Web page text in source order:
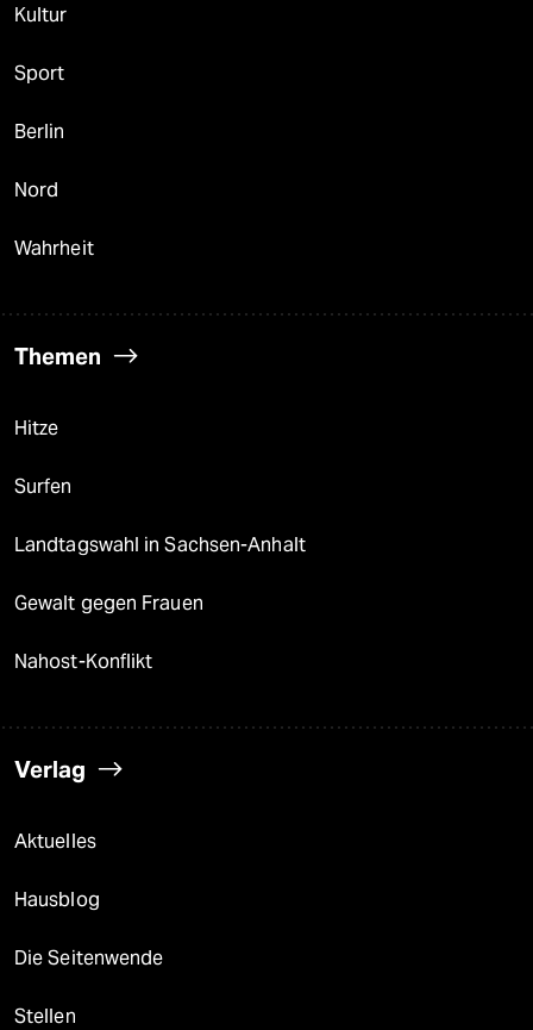
Kultur
Sport
Berlin
Nord
Wahrheit
Themen
Hitze
Surfen
Landtagswahl in Sachsen-Anhalt
Gewalt gegen Frauen
Nahost-Konflikt
Verlag
Aktuelles
Hausblog
Die Seitenwende
Stellen